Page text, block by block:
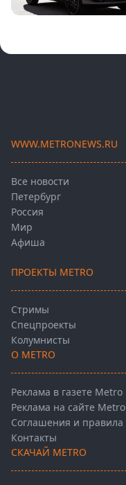
WWW.METRONEWS.RU
Все новости
Петербург
Россия
Мир
Афиша
ПРОЕКТЫ METRO
Стримы
Спецпроекты
Колумнисты
О METRO
Реклама в газете Metro
Реклама на сайте Metro
Соглашения и правила
Контакты
СКАЧАЙ METRO